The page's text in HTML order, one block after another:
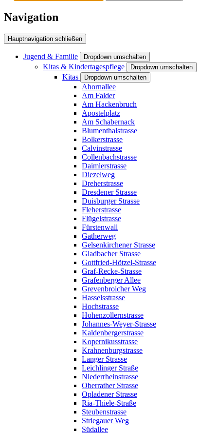
Navigation
Hauptnavigation schließen
Jugend & Familie Dropdown umschalten
Kitas & Kindertagespflege Dropdown umschalten
Kitas Dropdown umschalten
Ahornallee
Am Falder
Am Hackenbruch
Apostelplatz
Am Schabernack
Blumenthalstrasse
Bolkerstrasse
Calvinstrasse
Collenbachstrasse
Daimlerstrasse
Diezelweg
Dreherstrasse
Dresdener Strasse
Duisburger Strasse
Fleherstrasse
Flügelstrasse
Fürstenwall
Gatherweg
Gelsenkirchener Strasse
Gladbacher Strasse
Gottfried-Hötzel-Strasse
Graf-Recke-Strasse
Grafenberger Allee
Grevenbroicher Weg
Hasselsstrasse
Hochstrasse
Hohenzollernstrasse
Johannes-Weyer-Strasse
Kaldenbergerstrasse
Kopernikusstrasse
Krahnenburgstrasse
Langer Strasse
Leichlinger Straße
Niederrheinstrasse
Oberrather Strasse
Opladener Strasse
Ria-Thiele-Straße
Steubenstrasse
Striegauer Weg
Südallee